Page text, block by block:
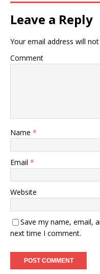
Leave a Reply
Your email address will
Comment
Name *
Email *
Website
Save my name, email,
next time I comment.